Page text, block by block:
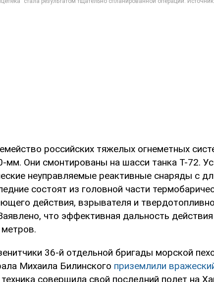
российских тяжелых огнеметных
мм. Они смонтированы на шасси танка Т-72.
неуправляемые реактивные снаряды с
состоят из головной части
действия, взрывателя и
что эффективная дальность
36-й отдельной бригады морской
Михаила Билинского приземлили
совершила свой последний полет на